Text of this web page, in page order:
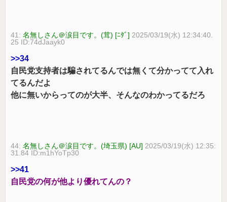
41:名無しさん＠涙目です。(茸) [ﾆﾀﾞ] 2025/03/19(水) 12:34:40.
25 ID:74dJaayk0
>>34
自民党支持者は騙されてるんでは無くて分かってて入れ
てるんだよ
他に無いからってのが大半、そんなのわかってるだろ
44:名無しさん＠涙目です。(埼玉県) [AU] 2025/03/19(水) 12:35:
31.84 ID:m1hYoTp30
>>41
自民党の何が他より優れてんの？